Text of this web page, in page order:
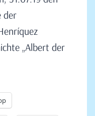
der
„Albert der